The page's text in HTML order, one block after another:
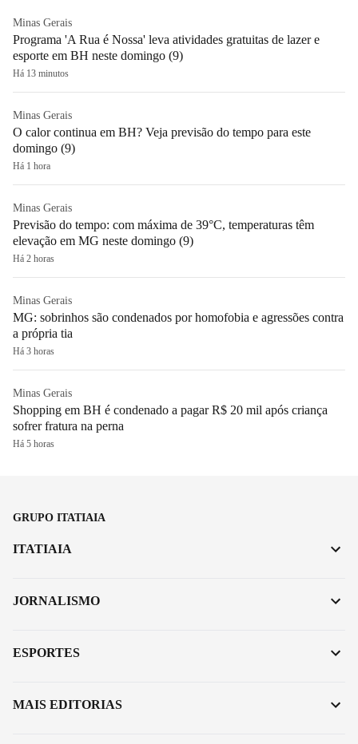
Minas Gerais
Programa 'A Rua é Nossa' leva atividades gratuitas de lazer e
esporte em BH neste domingo (9)
Há 13 minutos
Minas Gerais
O calor continua em BH? Veja previsão do tempo para este
domingo (9)
Há 1 hora
Minas Gerais
Previsão do tempo: com máxima de 39°C, temperaturas têm
elevação em MG neste domingo (9)
Há 2 horas
Minas Gerais
MG: sobrinhos são condenados por homofobia e agressões contra
a própria tia
Há 3 horas
Minas Gerais
Shopping em BH é condenado a pagar R$ 20 mil após criança
sofrer fratura na perna
Há 5 horas
GRUPO ITATIAIA
ITATIAIA
JORNALISMO
ESPORTES
MAIS EDITORIAS